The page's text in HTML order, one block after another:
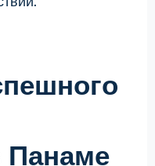
Панаме